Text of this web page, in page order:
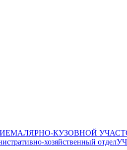
МАЛЯРНО-КУЗОВНОЙ
хозяйственный отдел